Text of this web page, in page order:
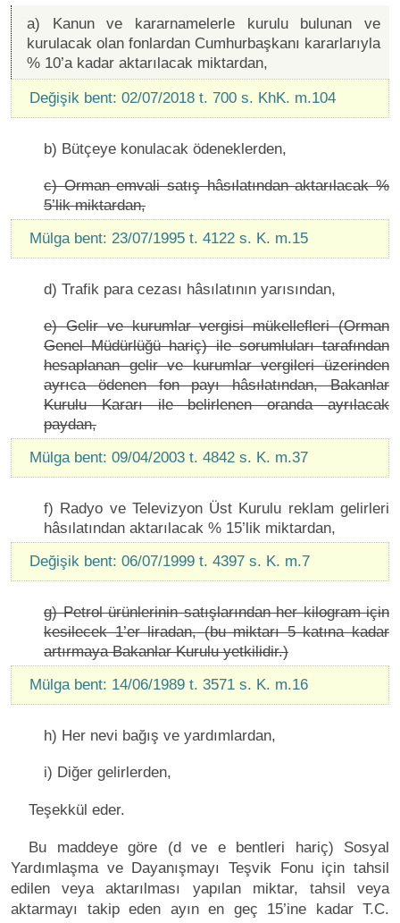
a) Kanun ve kararnamelerle kurulu bulunan ve
kurulacak olan fonlardan Cumhurbaşkanı kararlarıyla
% 10’a kadar aktarılacak miktardan,
Değişik bent: 02/07/2018 t. 700 s. KhK. m.104
b) Bütçeye konulacak ödeneklerden,
c) Orman emvali satış hâsılatından aktarılacak %
5’lik miktardan,
Mülga bent: 23/07/1995 t. 4122 s. K. m.15
d) Trafik para cezası hâsılatının yarısından,
e) Gelir ve kurumlar vergisi mükellefleri (Orman
Genel Müdürlüğü hariç) ile sorumluları tarafından
hesaplanan gelir ve kurumlar vergileri üzerinden
ayrıca ödenen fon payı hâsılatından, Bakanlar
Kurulu Kararı ile belirlenen oranda ayrılacak
paydan,
Mülga bent: 09/04/2003 t. 4842 s. K. m.37
f) Radyo ve Televizyon Üst Kurulu reklam gelirleri
hâsılatından aktarılacak % 15’lik miktardan,
Değişik bent: 06/07/1999 t. 4397 s. K. m.7
g) Petrol ürünlerinin satışlarından her kilogram için
kesilecek 1’er liradan, (bu miktarı 5 katına kadar
artırmaya Bakanlar Kurulu yetkilidir.)
Mülga bent: 14/06/1989 t. 3571 s. K. m.16
h) Her nevi bağış ve yardımlardan,
i) Diğer gelirlerden,
Teşekkül eder.
Bu maddeye göre (d ve e bentleri hariç) Sosyal
Yardımlaşma ve Dayanışmayı Teşvik Fonu için tahsil
edilen veya aktarılması yapılan miktar, tahsil veya
aktarmayı takip eden ayın en geç 15’ine kadar T.C.